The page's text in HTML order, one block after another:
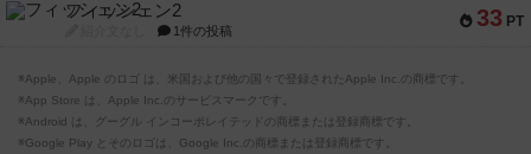
33 PT
フィッシェン2
1件の投稿
※Apple、Apple のロゴ は、米国および他の国々で登録されたApple Inc.の商標です。
※App Store は、Apple Inc.のサービスマークです。
※Android は、グーグル インコーポレイテッドの商標または登録商標です。
※Google Play とそのロゴは、Google Inc.の商標または登録商標です。